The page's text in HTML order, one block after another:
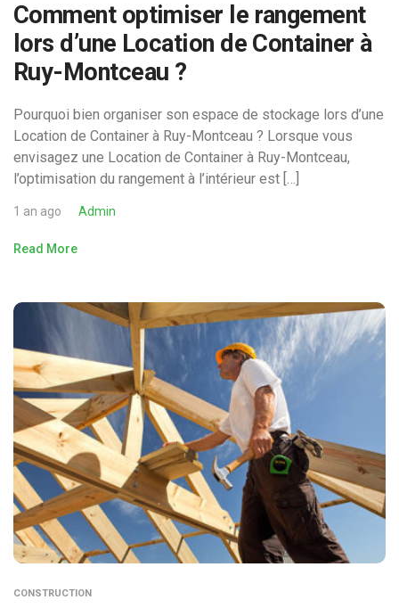
Comment optimiser le rangement
lors d’une Location de Container à
Ruy-Montceau ?
Pourquoi bien organiser son espace de stockage lors d’une
Location de Container à Ruy-Montceau ? Lorsque vous
envisagez une Location de Container à Ruy-Montceau,
l’optimisation du rangement à l’intérieur est […]
1 an ago Admin
Read More
CONSTRUCTION